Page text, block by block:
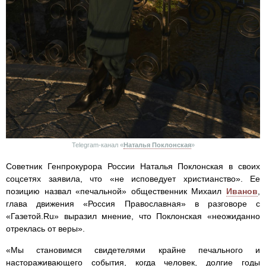
Telegram-канал «Наталья Поклонская»
Советник Генпрокурора России Наталья Поклонская в своих
соцсетях заявила, что «не исповедует христианство». Ее
позицию назвал «печальной» общественник Михаил Иванов
глава движения «Россия Православная» в разговоре с
«Газетой.Ru» выразил мнение, что Поклонская «неожиданно
отреклась от веры».
«Мы становимся свидетелями крайне печального и
настораживающего события, когда человек, долгие годы